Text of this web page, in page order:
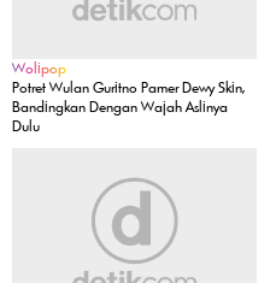
Wolipop
Potret Wulan Guritno Pamer Dewy Skin,
Bandingkan Dengan Wajah Aslinya
Dulu